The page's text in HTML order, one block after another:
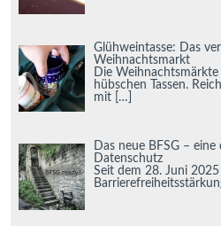
Glühweintasse: Das
Weihnachtsmarkt
Die
hübschen Tassen.
mit
[…]
Das neue BFSG –
Datenschutz
Seit dem 28. Juni